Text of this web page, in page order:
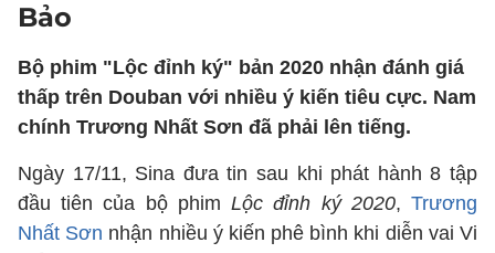
Bảo
Bộ phim "Lộc đỉnh ký" bản 2020 nhận đánh giá
thấp trên Douban với nhiều ý kiến tiêu cực. Nam
chính Trương Nhất Sơn đã phải lên tiếng.
Ngày 17/11, Sina đưa tin sau khi phát hành 8 tập
đầu tiên của bộ phimLộc đỉnh ký 2020,Trương
Nhất Sơn nhận nhiều ý kiến phê bình khi diễn vai Vi